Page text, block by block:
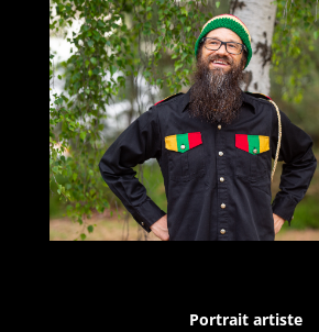
Portrait artiste